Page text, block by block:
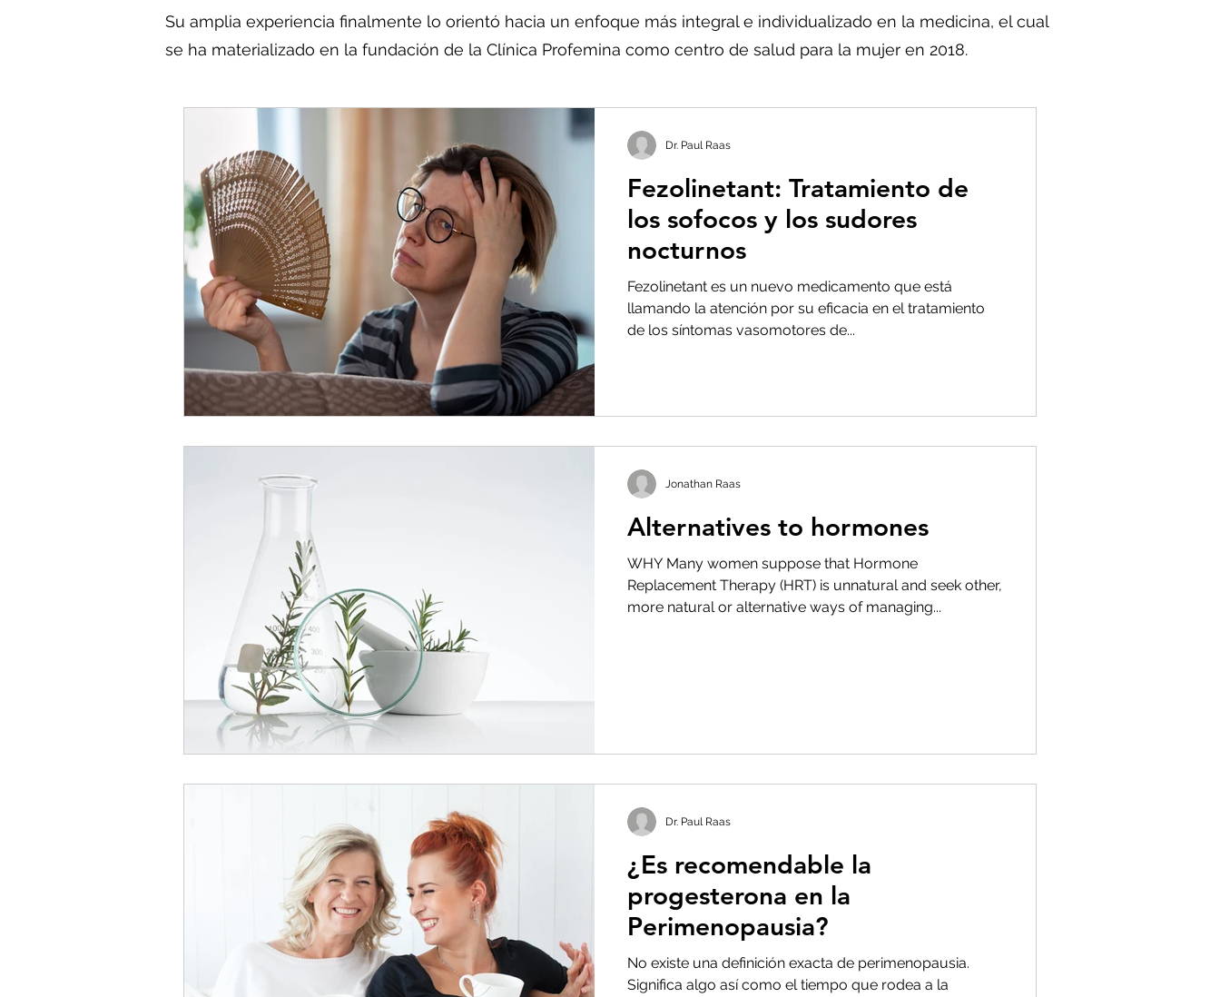
Su amplia experiencia finalmente lo orientó hacia un enfoque más integral e individualizado en la medicina, el cual
se ha materializado en la fundación de la Clínica Profemina como centro de salud para la mujer en 2018.
Fezolinetant: Tratamiento de
los sofocos y los sudores
nocturnos
Fezolinetant es un nuevo medicamento que está
llamando la atención por su eficacia en el tratamiento
de los síntomas vasomotores de...
Dr. Paul Raas
Alternatives to hormones
WHY Many women suppose that Hormone
Replacement Therapy (HRT) is unnatural and seek other,
more natural or alternative ways of managing...
Jonathan Raas
¿Es recomendable la
progesterona en la
Perimenopausia?
No existe una definición exacta de perimenopausia.
Significa algo así como el tiempo que rodea a la
Dr. Paul Raas